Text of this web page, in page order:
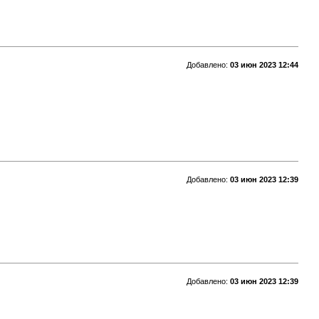
Добавлено: 03 июн 2023 12:44
Добавлено: 03 июн 2023 12:39
Добавлено: 03 июн 2023 12:39